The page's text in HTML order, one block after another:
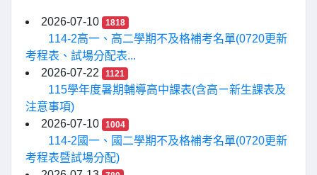
2026-07-10 1818
114-2高一、高二學期不及格補考名單(0720更新
考程表、試場分配表...
2026-07-22
1121
115學年度暑期輔導高中課表(含高ㄧ新生課表及
注意事項)
2026-07-10
1004
114-2國一、國二學期不及格補考名單(0720更新
考程表暨試場分配)